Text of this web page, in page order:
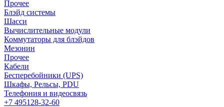
Прочее
Блэйд системы
Шасси
Вычислительные модули
Коммутаторы для блэйдов
Мезонин
Прочее
Кабели
Бесперебойники (UPS)
Шкафы, Рельсы, PDU
Телефония и видеосвязь
+7 495128-32-60